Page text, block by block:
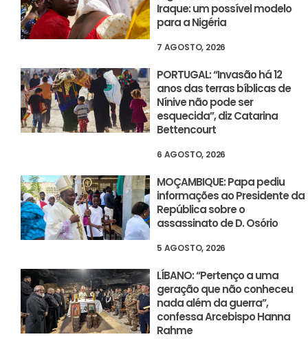
Iraque: um possível modelo
para a Nigéria
7 AGOSTO, 2026
PORTUGAL: “Invasão há 12
anos das terras bíblicas de
Nínive não pode ser
esquecida”, diz Catarina
Bettencourt
6 AGOSTO, 2026
MOÇAMBIQUE: Papa pediu
informações ao Presidente da
República sobre o
assassinato de D. Osório
5 AGOSTO, 2026
LÍBANO: “Pertenço a uma
geração que não conheceu
nada além da guerra”,
confessa Arcebispo Hanna
Rahme